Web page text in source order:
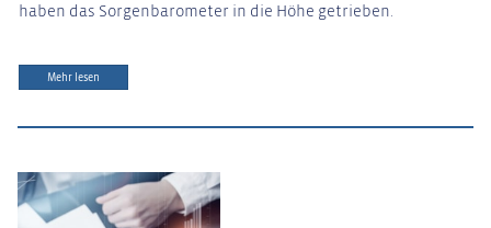
haben das Sorgenbarometer in die Höhe getrieben.
Mehr lesen